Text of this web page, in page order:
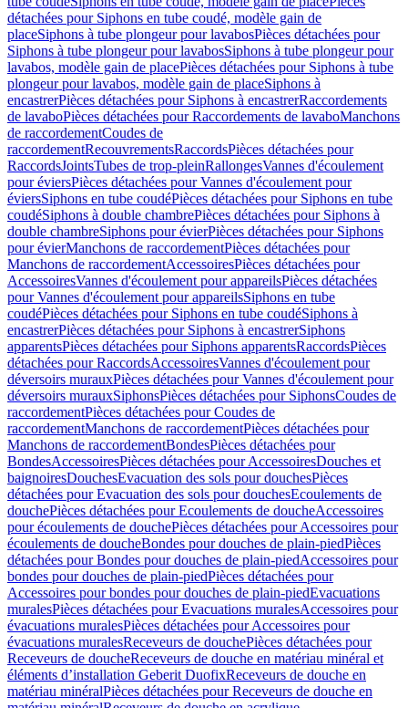
détachées pour Siphons en tube coudé, modèle gain de
placeSiphons à tube plongeur pour lavabosPièces détachées pour
Siphons à tube plongeur pour lavabosSiphons à tube plongeur pour
lavabos, modèle gain de placePièces détachées pour Siphons à tube
plongeur pour lavabos, modèle gain de placeSiphons à
encastrerPièces détachées pour Siphons à encastrerRaccordements
de lavaboPièces détachées pour Raccordements de lavaboManchons
de raccordementCoudes de
raccordementRecouvrementsRaccordsPièces détachées pour
RaccordsJointsTubes de trop-pleinRallongesVannes d'écoulement
pour éviersPièces détachées pour Vannes d'écoulement pour
éviersSiphons en tube coudéPièces détachées pour Siphons en tube
coudéSiphons à double chambrePièces détachées pour Siphons à
double chambreSiphons pour évierPièces détachées pour Siphons
pour évierManchons de raccordementPièces détachées pour
Manchons de raccordementAccessoiresPièces détachées pour
AccessoiresVannes d'écoulement pour appareilsPièces détachées
pour Vannes d'écoulement pour appareilsSiphons en tube
coudéPièces détachées pour Siphons en tube coudéSiphons à
encastrerPièces détachées pour Siphons à encastrerSiphons
apparentsPièces détachées pour Siphons apparentsRaccordsPièces
détachées pour RaccordsAccessoiresVannes d'écoulement pour
déversoirs murauxPièces détachées pour Vannes d'écoulement pour
déversoirs murauxSiphonsPièces détachées pour SiphonsCoudes de
raccordementPièces détachées pour Coudes de
raccordementManchons de raccordementPièces détachées pour
Manchons de raccordementBondesPièces détachées pour
BondesAccessoiresPièces détachées pour AccessoiresDouches et
baignoiresDouchesEvacuation des sols pour douchesPièces
détachées pour Evacuation des sols pour douchesEcoulements de
douchePièces détachées pour Ecoulements de doucheAccessoires
pour écoulements de douchePièces détachées pour Accessoires pour
écoulements de doucheBondes pour douches de plain-piedPièces
détachées pour Bondes pour douches de plain-piedAccessoires pour
bondes pour douches de plain-piedPièces détachées pour
Accessoires pour bondes pour douches de plain-piedEvacuations
muralesPièces détachées pour Evacuations muralesAccessoires pour
évacuations muralesPièces détachées pour Accessoires pour
évacuations muralesReceveurs de douchePièces détachées pour
Receveurs de doucheReceveurs de douche en matériau minéral et
éléments d’installation Geberit DuofixReceveurs de douche en
matériau minéralPièces détachées pour Receveurs de douche en